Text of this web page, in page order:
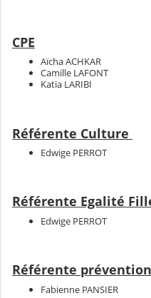
CPE
Aïcha ACHKAR
Camille LAFONT
Katia LARIBI
Référente Culture
Edwige PERROT
Référente Egalité
Edwige PERROT
Référente
Fabienne PANSIER